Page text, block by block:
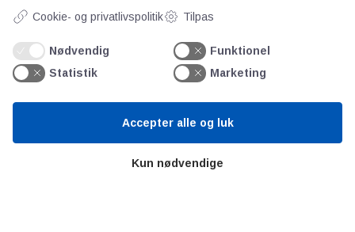
Bitva
Videncentre
Litteratur
Forkortelser
Ståbi
Cookie- og privatlivspolitik Tilpas
Nødvendig
Funktionel
Statistik
Marketing
Kun nødvendige
Accepter alle og luk